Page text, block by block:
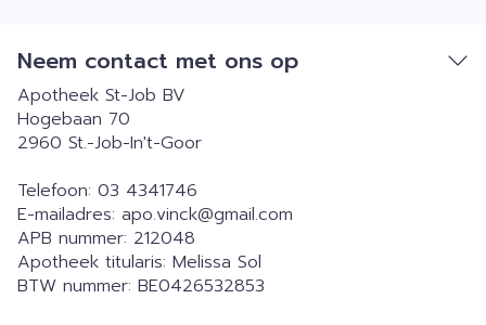
Neem contact met ons op
Apotheek St-Job BV
Hogebaan 70
2960 St.-Job-In't-Goor
Telefoon: 03 4341746
E-mailadres: apo.vinck@gmail.com
APB nummer: 212048
Apotheek titularis: Melissa Sol
BTW nummer: BE0426532853